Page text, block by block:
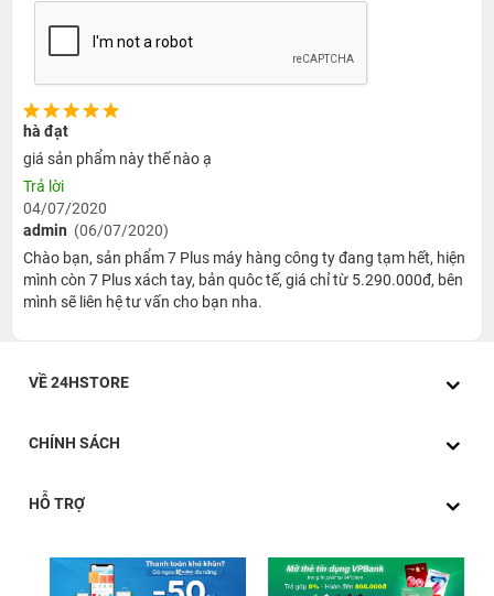
Ngoài ra, việc loại bỏ Jack cắm 3.5 mm được thay bằng
Lightning
cho phép truyền tải âm thanh kĩ thuật số tốt hơn, nhờ
đó người dùng có thể trải nghiệm được những âm thanh có chất
lượng cao.
Cấu hình sở hữu chip xử lý A10 cho tốc độ xử lý nhanh hơn 40%
còn được trang bị RAM dung lượng 2GB, cho sức mạnh gấp 240
iOs10 với không gian lưu trữ lên tới 32GB, cùng đó là thời lượng
bị còn được trang bị thêm cảm ứng 3D Touch cho khả năng nhận
diện lực ấn người dùng, cho khả năng nhận diện vân tay cực
hà đạt
giá sản phẩm này thế nào ạ
Trả lời
04/07/2020
admin (06/07/2020)
Chào bạn, sản phẩm 7 Plus máy hàng công ty đang tạm hết, hiện
mình còn 7 Plus xách tay, bản quôc tế, giá chỉ từ 5.290.000đ, bên
mình sẽ liên hệ tư vấn cho bạn nha.
VỀ 24HSTORE
CHÍNH SÁCH
HỖ TRỢ